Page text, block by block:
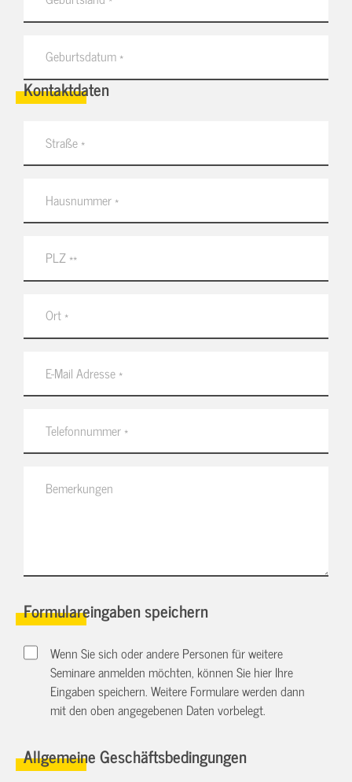
Kontaktdaten
Formulareingaben speichern
Wenn Sie sich oder andere Personen für weitere
Seminare anmelden möchten, können Sie hier Ihre
Eingaben speichern. Weitere Formulare werden dann
mit den oben angegebenen Daten vorbelegt.
Allgemeine Geschäftsbedingungen